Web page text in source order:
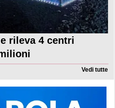
rileva 4 centri
Vedi tutte